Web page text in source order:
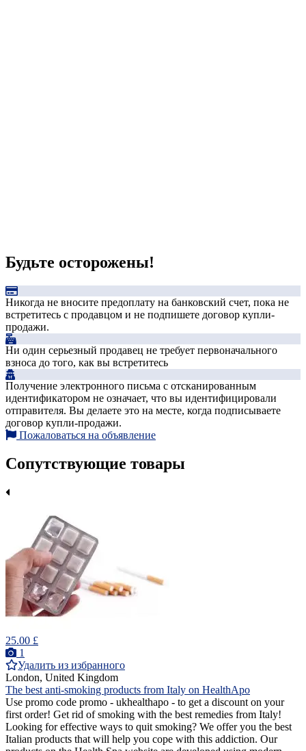
Будьте осторожены!
Никогда не вносите предоплату на банковский счет, пока не
встретитесь с продавцом и не подпишете договор купли-
продажи.
Ни один серьезный продавец не требует первоначального
взноса до того, как вы встретитесь
Получение электронного письма с отсканированным
идентификатором не означает, что вы идентифицировали
отправителя. Вы делаете это на месте, когда подписываете
договор купли-продажи.
Пожаловаться на объявление
Сопутствующие товары
25.00 £
1
Удалить из избранного
London, United Kingdom
The best anti-smoking products from Italy on HealthApo
Use promo code promo - ukhealthapo - to get a discount on your
first order! Get rid of smoking with the best remedies from Italy!
Looking for effective ways to quit smoking? We offer you the best
Italian products that will help you cope with this addiction. Our